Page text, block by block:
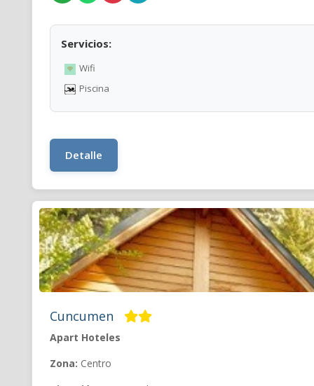
Servicios:
Wifi
Piscina
Detalle
Cuncumen
Apart Hoteles
Zona: Centro